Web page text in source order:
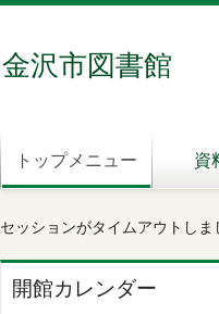
金沢市図書館
トップメニュー 資
セッションがタイムアウトしま
開館カレンダー